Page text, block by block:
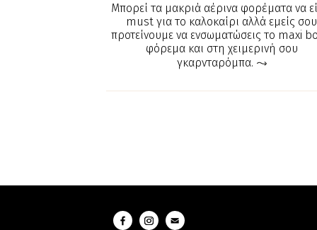
Μπορεί τα μακριά αέρινα φορέματα να
must για το καλοκαίρι αλλά εμείς σου
προτείνουμε να ενσωματώσεις το maxi
φόρεμα και στη χειμερινή σου
γκαρνταρόμπα.